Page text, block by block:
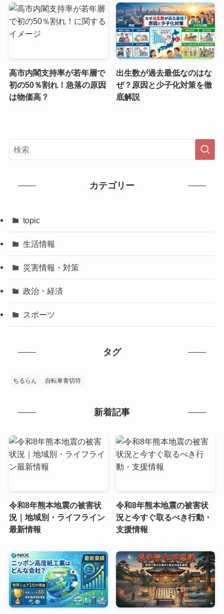
高市内閣支持率が若年層で
初の50％割れ！急落の原因
は物価高？
出生数が過去最低なのはな
ぜ？原因と少子化対策を徹
底解説
カテゴリー
topic
生活情報
災害情報・対策
政治・経済
スポーツ
タグ
ちるらん 自転車青切符
新着記事
令和8年熊本地震の被害状
況｜地域別・ライフライン
最新情報
令和8年熊本地震の被害状
況と今すぐ取るべき行動・
支援情報